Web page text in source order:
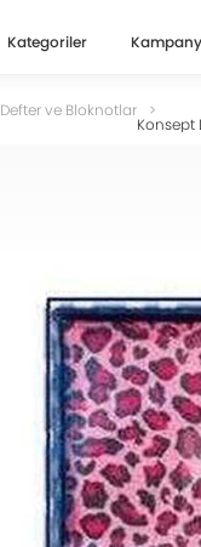
Kategoriler
Defter ve Bloknotlar
Konsept